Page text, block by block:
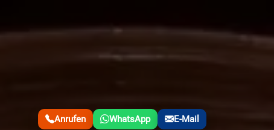
Anrufen WhatsApp E-Mail